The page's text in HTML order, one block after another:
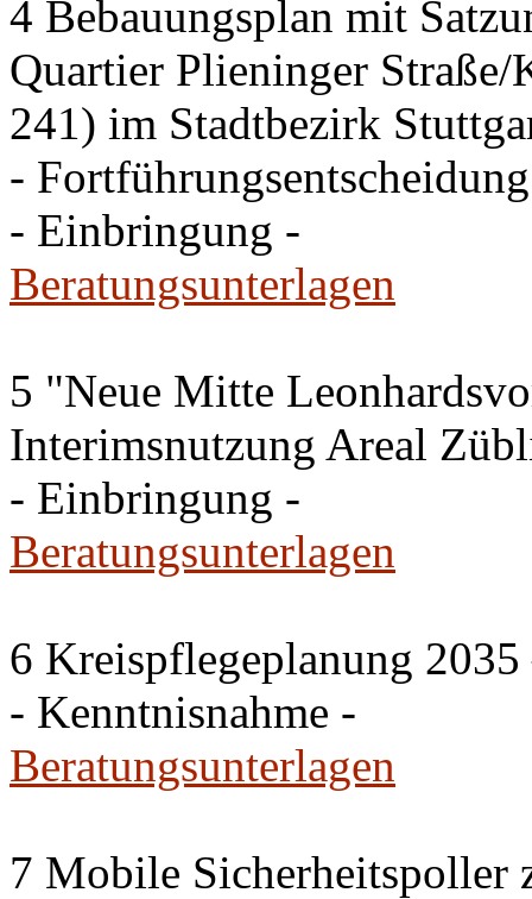
4 Bebauungsplan mit
Quartier Plieninger
241) im Stadtbezirk
- Fortführungsentscheidung
- Einbringung -
Beratungsunterlagen
5 "Neue Mitte
Interimsnutzung Areal
- Einbringung -
Beratungsunterlagen
6 Kreispflegeplanung
- Kenntnisnahme -
Beratungsunterlagen
7 Mobile Sicherheitspoller